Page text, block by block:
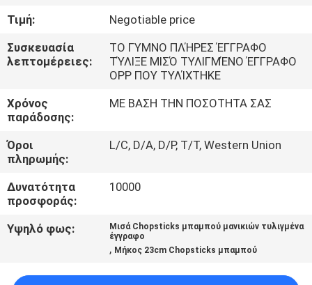
ΜΑΣ
ΕΛΆΤΕ
ΕΠΑΦΉ
ΜΕ
ΕΙΔΉΣΕΙΣ
SITEMAP
Τιμή:
Negotiable price
Συσκευασία
λεπτομέρειες:
ΤΟ ΓΥΜΝΟ ΠΛΉΡΕΣ ΈΓΓΡΑΦΟ
ΤΎΛΙΞΕ ΜΙΣΌ ΤΥΛΙΓΜΈΝΟ ΈΓΓΡΑΦΟ
OPP ΠΟΥ ΤΥΛΊΧΤΗΚΕ
Χρόνος
παράδοσης:
ΜΕ ΒΑΣΗ ΤΗΝ ΠΟΣΟΤΗΤΑ ΣΑΣ
Όροι
πληρωμής:
L/C, D/A, D/P, T/T, Western Union
Δυνατότητα
προσφοράς:
10000
Υψηλό φως:
Μισά Chopsticks μπαμπού μανικιών τυλιγμένα
έγγραφο
, Μήκος 23cm Chopsticks μπαμπού